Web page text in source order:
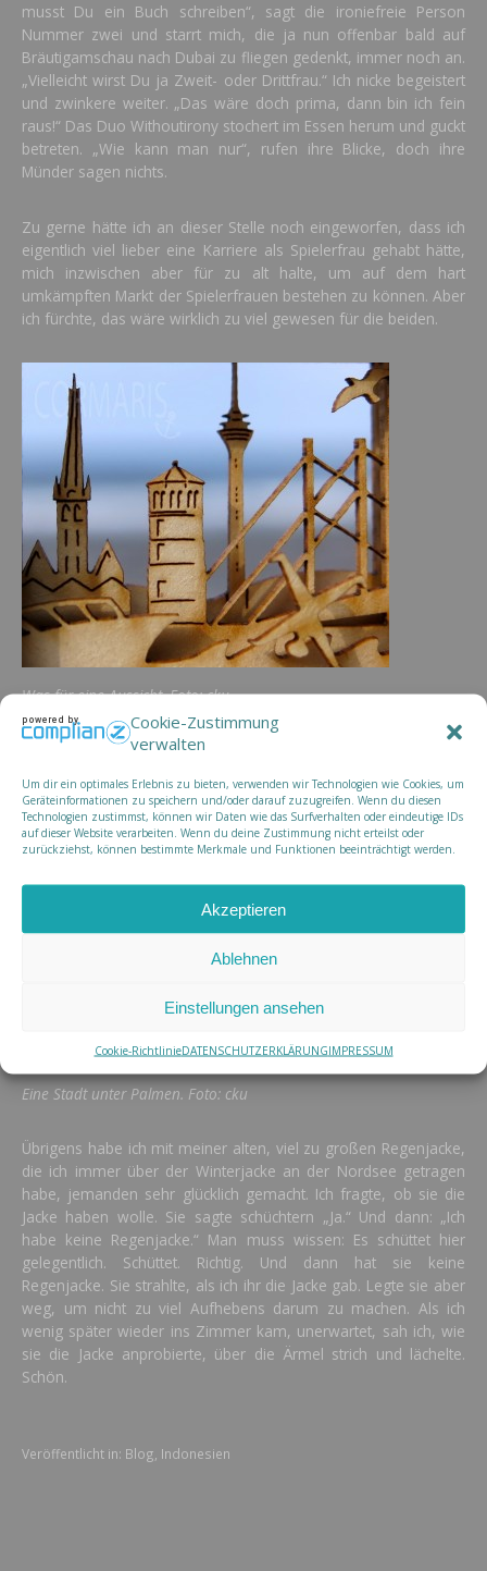
powered by
Cookie-Zustimmung
verwalten
Um dir ein optimales Erlebnis zu bieten, verwenden wir Technologien wie Cookies, um
Geräteinformationen zu speichern und/oder darauf zuzugreifen. Wenn du diesen
Technologien zustimmst, können wir Daten wie das Surfverhalten oder eindeutige IDs
auf dieser Website verarbeiten. Wenn du deine Zustimmung nicht erteilst oder
zurückziehst, können bestimmte Merkmale und Funktionen beeinträchtigt werden.
Akzeptieren
Ablehnen
Einstellungen ansehen
Cookie-RichtlinieDATENSCHUTZERKLÄRUNGIMPRESSUM
musst Du ein Buch schreiben“, sagt die ironiefreie Person
Nummer zwei und starrt mich, die ja nun offenbar bald auf
Bräutigamschau nach Dubai zu fliegen gedenkt, immer noch an.
„Vielleicht wirst Du ja Zweit- oder Drittfrau.“ Ich nicke begeistert
und zwinkere weiter. „Das wäre doch prima, dann bin ich fein
raus!“ Das Duo Withoutirony stochert im Essen herum und guckt
betreten. „Wie kann man nur“, rufen ihre Blicke, doch ihre
Münder sagen nichts.
Zu gerne hätte ich an dieser Stelle noch eingeworfen, dass ich
eigentlich viel lieber eine Karriere als Spielerfrau gehabt hätte,
mich inzwischen aber für zu alt halte, um auf dem hart
umkämpften Markt der Spielerfrauen bestehen zu können. Aber
ich fürchte, das wäre wirklich zu viel gewesen für die beiden.
Was für eine Aussicht. Foto: cku
Und noch was anderes: Beim Ausmisten bin ich auf Düsseldorf
Deutschland, ein Überbleibsel einer Lokaljournalismusstory.
Heimat to go. Düsseldorf unter Palmen. So viele Überschriften!
Eine Stadt unter Palmen. Foto: cku
Übrigens habe ich mit meiner alten, viel zu großen Regenjacke,
die ich immer über der Winterjacke an der Nordsee getragen
habe, jemanden sehr glücklich gemacht. Ich fragte, ob sie die
Jacke haben wolle. Sie sagte schüchtern „Ja.“ Und dann: „Ich
habe keine Regenjacke.“ Man muss wissen: Es schüttet hier
gelegentlich. Schüttet. Richtig. Und dann hat sie keine
Regenjacke. Sie strahlte, als ich ihr die Jacke gab. Legte sie aber
weg, um nicht zu viel Aufhebens darum zu machen. Als ich
wenig später wieder ins Zimmer kam, unerwartet, sah ich, wie
sie die Jacke anprobierte, über die Ärmel strich und lächelte.
Schön.
Veröffentlicht in: Blog Indonesien